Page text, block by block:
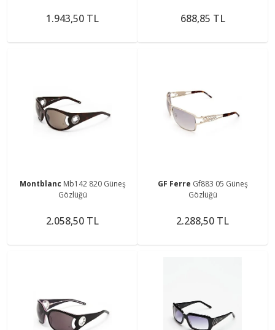
1.943,50 TL 688,85 TL
Montblanc Mb142 820 Güneş
Gözlüğü
2.058,50 TL
GF Ferre Gf883 05 Güneş
Gözlüğü
2.288,50 TL